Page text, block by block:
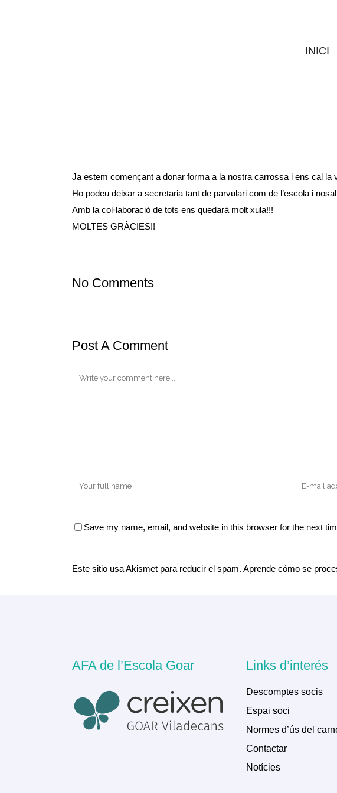
INICI
Ja estem començant a donar forma a la nostra carrossa i ens cal
Ho podeu deixar a secretaria tant de parvulari com de l’escola i
Amb la col·laboració de tots ens quedarà molt xula!!!
MOLTES GRÀCIES!!
No Comments
Post A Comment
Save my name, email, and website in this browser for the next
Este sitio usa Akismet para reducir el spam. Aprende cómo se
AFA de l’Escola Goar Links d’interés
Descomptes socis
Espai soci
Normes d’ús del
Contactar
Notícies